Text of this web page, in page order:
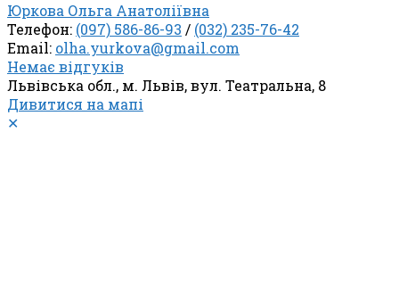
Юркова Ольга Анатоліївна
Телефон: (097) 586-86-93 / (032) 235-76-42
Email: olha.yurkova@gmail.com
Немає відгуків
Львівська обл., м. Львів, вул. Театральна, 8
Дивитися на мапі
✕